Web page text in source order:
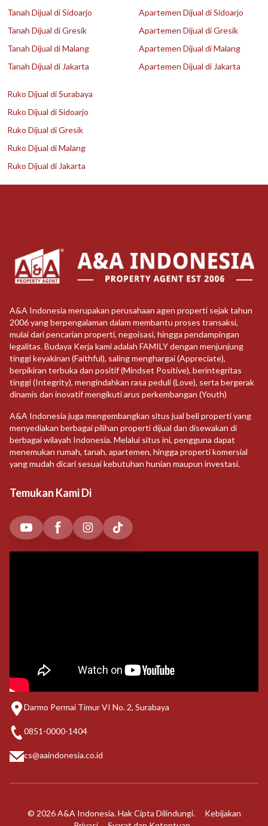
Tanah Dijual di Sidoarjo
Tanah Dijual di Gresik
Tanah Dijual di Malang
Tanah Dijual di Jakarta
Apartemen Dijual di Sidoarjo
Apartemen Dijual di Gresik
Apartemen Dijual di Malang
Apartemen Dijual di Jakarta
Ruko Dijual di Surabaya
Ruko Dijual di Sidoarjo
Ruko Dijual di Gresik
Ruko Dijual di Malang
Ruko Dijual di Jakarta
A&A Indonesia merupakan perusahaan agen properti sejak tahun
2006 yang berpengalaman dalam membantu proses transaksi,
mulai dari pencarian properti, negoisasi, hingga pendampingan
legalitas. Budaya Kerja kami adalah FAMILY dengan menjunjung
tinggi keyakinan (Faithful), saling menghargai (Appreciate),
berpikiran terbuka dan positif (Mindset Positive), berintegritas
tinggi (Integrity), mengindahkan rasa peduli (Love), serta bergerak
dinamis dan inovatif mengikuti arus perkembangan (Youth)
A&A Indonesia juga mengembangkan situs jual beli properti yang
menyediakan berbagai pilihan properti dijual dan disewakan di
berbagai wilayah Indonesia. Melalui situs ini, pengguna dapat
menemukan rumah, tanah, apartemen, hingga properti komersial
yang mudah dicari sesuai kebutuhan hunian maupun investasi.
Temukan Kami Di
Darmo Permai Timur VI No. 2, Surabaya
0851-0000-1404
cs@aaindonesia.co.id
© 2026 A&A Indonesia. Hak Cipta Dilindungi.
Kebijakan